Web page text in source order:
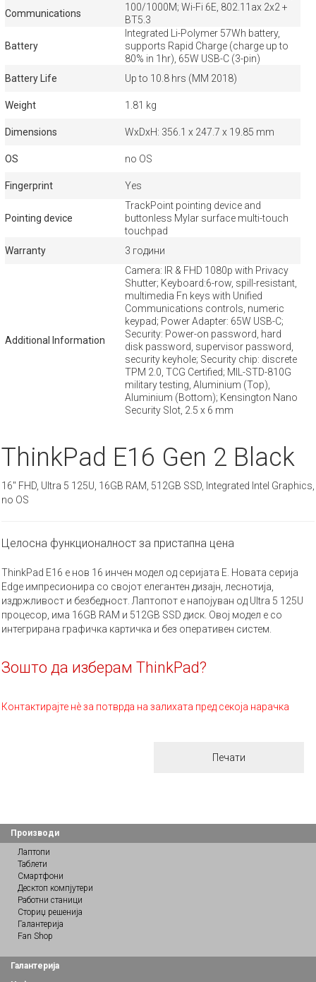
Communications
100/1000M; Wi-Fi 6E, 802.11ax 2x2 +
BT5.3
Battery
Integrated Li-Polymer 57Wh battery,
supports Rapid Charge (charge up to
80% in 1hr), 65W USB-C (3-pin)
Battery Life
Up to 10.8 hrs (MM 2018)
Weight 1.81 kg
Dimensions WxDxH: 356.1 x 247.7 x 19.85 mm
OS no OS
Fingerprint Yes
Pointing device
TrackPoint pointing device and
buttonless Mylar surface multi-touch
touchpad
Warranty
3 години
Additional Information
Camera: IR & FHD 1080p with Privacy
Shutter; Keyboard:6-row, spill-resistant,
multimedia Fn keys with Unified
Communications controls, numeric
keypad; Power Adapter: 65W USB-C;
Security: Power-on password, hard
disk password, supervisor password,
security keyhole; Security chip: discrete
TPM 2.0, TCG Certified; MIL-STD-810G
military testing, Aluminium (Top),
Aluminium (Bottom); Kensington Nano
Security Slot, 2.5 x 6 mm
ThinkPad E16 Gen 2 Black
16" FHD, Ultra 5 125U, 16GB RAM, 512GB SSD, Integrated Intel Graphics,
no OS
Целосна функционалност за пристапна цена
ThinkPad E16 е нов 16 инчен модел од серијата Е. Новата серија
Edge импресионира со својот елегантен дизајн, леснотија,
издржливост и безбедност. Лаптопот е напојуван од Ultra 5 125U
процесор, има 16GB RAM и 512GB SSD диск. Овој модел е со
интегрирана графичка картичка и без оперативен систем.
Зошто да изберам ThinkPad?
Контактирајте нè за потврда на залихата пред секоја нарачка
Печати
Производи
Лаптопи
Таблети
Смартфони
Десктоп компјутери
Работни станици
Сториџ решенија
Галантерија
Fan Shop
Галантерија